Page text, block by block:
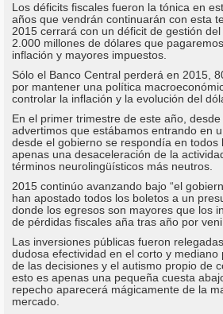
Los déficits fiscales fueron la tónica en
años que vendrán continuarán con esta
2015 cerrará con un déficit de gestión
2.000 millones de dólares que
inflación y mayores impuestos.
Sólo el Banco Central perderá en 2015,
por mantener una política
controlar la inflación y la evolución del
En el primer trimestre de este año,
advertimos que estábamos entrando en
desde el gobierno se respondía en todos
apenas una desaceleración de la
términos neurolingüísticos más neutros.
2015 continúo avanzando bajo “el
han apostado todos los boletos a un
donde los egresos son mayores que los
de pérdidas fiscales aña tras año por
Las inversiones públicas fueron
dudosa efectividad en el corto y mediano
de las decisiones y el autismo propio de
esto es apenas una pequeña cuesta
repecho aparecerá mágicamente de la
mercado.